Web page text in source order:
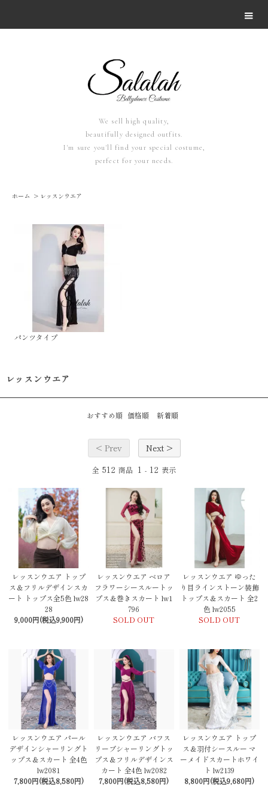
We sell high quality,
beautifully designed outfits.
I'm sure you'll find your special costume,
perfect for your needs.
ホーム > レッスンウエア
パンツタイプ
レッスンウエア
おすすめ順 価格順 新着順
< Prev Next >
全 512 商品 1 - 12 表示
レッスンウエア トップ
ス＆フリルデザインスカ
ート トップス全5色 lw28
28
9,000円(税込9,900円)
レッスンウエア ベロア
フラワーシースルートッ
プス＆巻きスカート lw1
796
SOLD OUT
レッスンウエア ゆった
り目ラインストーン装飾
トップス＆スカート 全2
色 lw2055
SOLD OUT
レッスンウエア パール
デザインシャーリングト
ップス＆スカート 全4色
lw2081
7,800円(税込8,580円)
レッスンウエア バフス
リーブシャーリングトッ
プス＆フリルデザインス
カート 全4色 lw2082
7,800円(税込8,580円)
レッスンウエア トップ
ス＆羽付シースルー マ
ーメイドスカートホワイ
ト lw2139
8,800円(税込9,680円)